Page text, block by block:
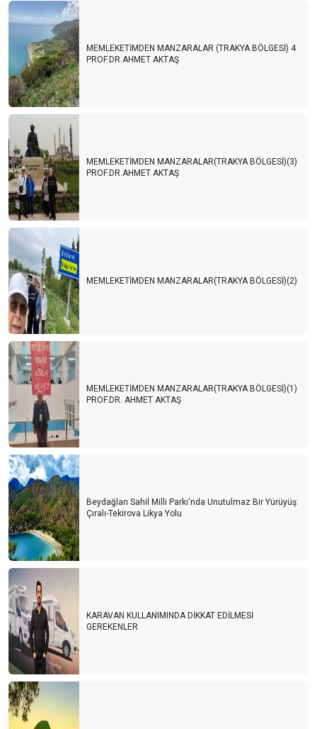
MEMLEKETİMDEN MANZARALAR (TRAKYA BÖLGESİ) 4
PROF.DR.AHMET AKTAŞ
MEMLEKETİMDEN MANZARALAR(TRAKYA BÖLGESİ)(3)
PROF.DR.AHMET AKTAŞ
MEMLEKETİMDEN MANZARALAR(TRAKYA BÖLGESİ)(2)
MEMLEKETİMDEN MANZARALAR(TRAKYA BÖLGESİ)(1)
PROF.DR. AHMET AKTAŞ
Beydağları Sahil Milli Parkı'nda Unutulmaz Bir Yürüyüş:
Çıralı-Tekirova Likya Yolu
KARAVAN KULLANIMINDA DİKKAT EDİLMESİ
GEREKENLER